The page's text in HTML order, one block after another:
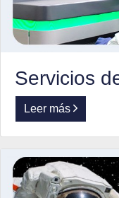
Servicios
Leer más